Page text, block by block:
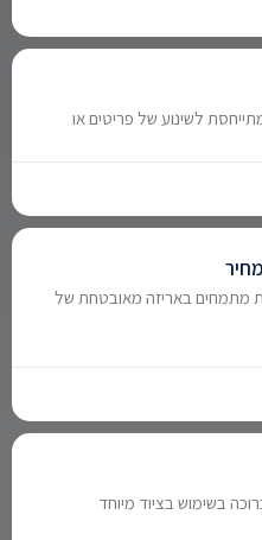
לשינוע של פריטים או
מתמחים באריזה מאובטחת של
בשימוש בציוד מיוחד